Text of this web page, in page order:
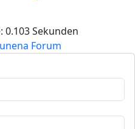
0.103 Sekunden
Forum